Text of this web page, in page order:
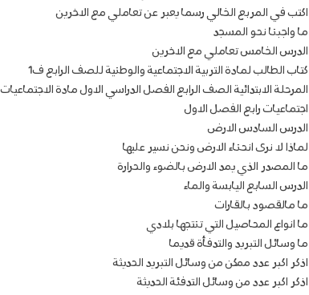
اكتب في المربع الخالي رسما يعبر عن تعاملي مع الاخرين
ما واجبنا نحو المسجد
الدرس الخامس تعاملي مع الاخرين
كتاب الطالب لمادة التربية الاجتماعية والوطنية للصف الرابع ف1
المرحلة الابتدائية الصف الرابع الفصل الدراسي الاول مادة الاجتماعيات
اجتماعيات رابع الفصل الاول
الدرس السادس الارض
لماذا لا نرى انحناء الارض ونحن نسير عليها
ما المصدر الذي يمد الارض بالضوء والحرارة
الدرس السابع اليابسة والماء
ما مالقصود بالقارات
ما انواع المحاصيل التي تنتجها بلادي
ما وسائل التبريد والتدفأة قديما
اذكر اكبر عدد ممكن من وسائل التبريد الحديثة
اذكر اكبر عدد من وسائل التدفئة الحديثة